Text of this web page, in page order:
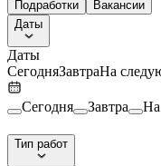
Подработки
Вакансии
Даты
Даты
СегодняЗавтраНа
Сегодня Завтра На
Тип работ